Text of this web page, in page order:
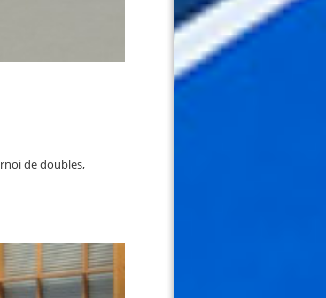
de doubles,